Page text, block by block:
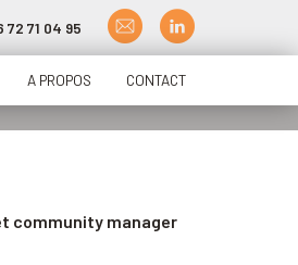
72 71 04 95
A PROPOS CONTACT
community manager